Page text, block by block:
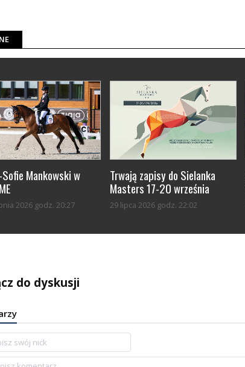
Mankowski w
2026 godz. 20:27
Trwają zapisy do Sielanka
Masters 17-20 września
29 lipca 2026 godz. 22:02
do dyskusji